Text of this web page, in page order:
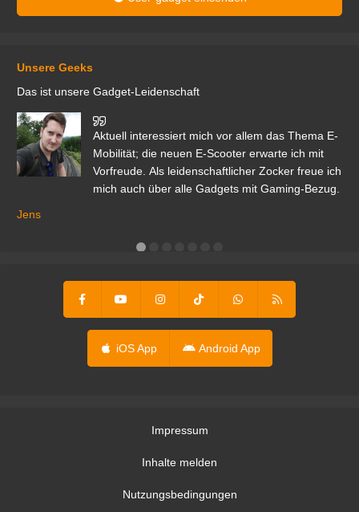
Unsere Geeks
Das ist unsere Gadget-Leidenschaft
Aktuell interessiert mich vor allem das Thema E-
Mobilität; die neuen E-Scooter erwarte ich mit
Vorfreude. Als leidenschaftlicher Zocker freue ich
mich auch über alle Gadgets mit Gaming-Bezug.
Jens
iOS App Android App
Impressum
Inhalte melden
Nutzungsbedingungen